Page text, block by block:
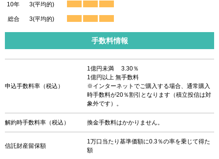
10年
総合
3(平均的)
3(平均的)
手数料情報
申込手数料率（税込）
1億円未満 3.30％
1億円以上 無手数料
※インターネットでご購入する場合、通常購入
時手数料が20％割引となります（積立投信は対
象外です）。
解約時手数料率（税込） 換金手数料はかかりません。
信託財産留保額
1万口当たり基準価額に0.3％の率を乗じて得た
額